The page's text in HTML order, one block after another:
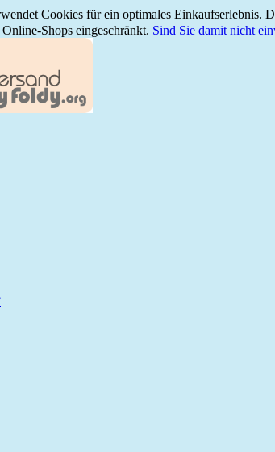
Cookies für ein optimales Einkaufserlebnis.
Shops eingeschränkt. Sind Sie damit nicht